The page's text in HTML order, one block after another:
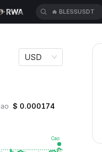
🔥 BLESSUSDT
USD
$ 0.000174